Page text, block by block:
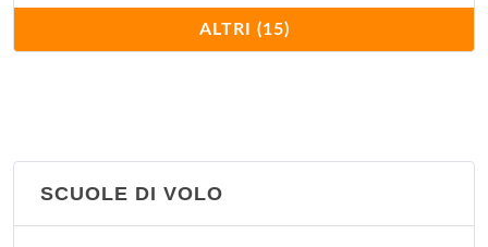
Circolo Vele Vernazzolesi
via del Tritone 13, Genova
Comitato Società Veliche del Tigullio
ALTRI (15)
SCUOLE DI VOLO